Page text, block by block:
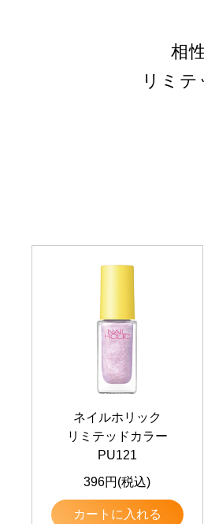
相
リミ
ネイルホリック
リミテッドカラー
PU121
396円(税込)
カートに入れる